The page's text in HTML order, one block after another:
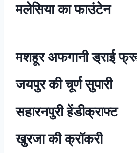
मलेसिया का फाउंटेन
मशहूरअफगानीड्राई
जयपुर की चूर्ण सुपारी
सहारनपुरी हेंडीक्राफ्ट
खुरजा की क्रॉकरी